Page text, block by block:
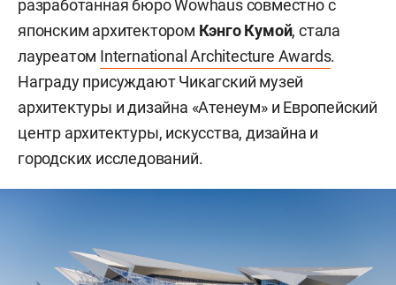
разработанная бюро Wowhaus совместно с
японским архитектором Кэнго Кумой, стала
лауреатом International Architecture Awards.
Награду присуждают Чикагский музей
архитектуры и дизайна «Атенеум» и Европейский
центр архитектуры, искусства, дизайна и
городских исследований.